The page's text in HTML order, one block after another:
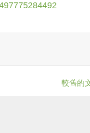
較舊的